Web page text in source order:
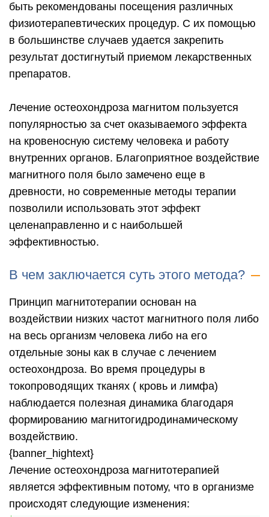
быть рекомендованы посещения различных
физиотерапевтических процедур. С их помощью
в большинстве случаев удается закрепить
результат достигнутый приемом лекарственных
препаратов.
Лечение остеохондроза магнитом пользуется
популярностью за счет оказываемого эффекта
на кровеносную систему человека и работу
внутренних органов. Благоприятное воздействие
магнитного поля было замечено еще в
древности, но современные методы терапии
позволили использовать этот эффект
целенаправленно и с наибольшей
эффективностью.
В чем заключается суть этого метода?
Принцип магнитотерапии основан на
воздействии низких частот магнитного поля либо
на весь организм человека либо на его
отдельные зоны как в случае с лечением
остеохондроза. Во время процедуры в
токопроводящих тканях ( кровь и лимфа)
наблюдается полезная динамика благодаря
формированию магнитогидродинамическому
воздействию.
{banner_hightext}
Лечение остеохондроза магнитотерапией
является эффективным потому, что в организме
происходят следующие изменения: